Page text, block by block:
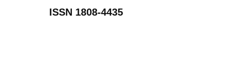
ISSN 1808-4435